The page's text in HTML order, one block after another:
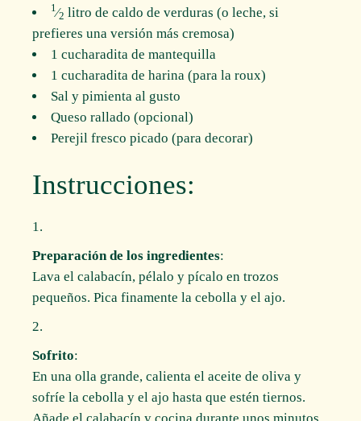
1⁄2 litro de caldo de verduras (o leche, si
prefieres una versión más cremosa)
1 cucharadita de mantequilla
1 cucharadita de harina (para la roux)
Sal y pimienta al gusto
Queso rallado (opcional)
Perejil fresco picado (para decorar)
Instrucciones:
Preparación de los ingredientes:
Lava el calabacín, pélalo y pícalo en trozos
pequeños. Pica finamente la cebolla y el ajo.
Sofrito:
En una olla grande, calienta el aceite de oliva y
sofríe la cebolla y el ajo hasta que estén tiernos.